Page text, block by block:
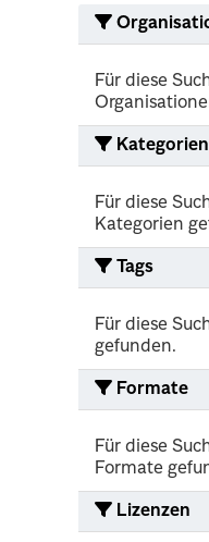
Für diese
Kategorien
Für diese
Kategorien
Tags
Für diese
gefunden.
Formate
Für diese
Formate
Lizenzen